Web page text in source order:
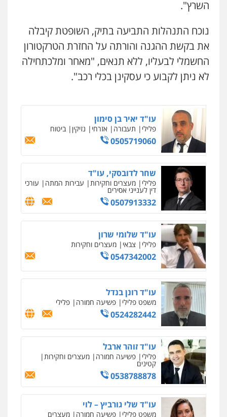
השרץ".
נוכח התנהלות התביעה בתיק, השופטת קיבלה
את בקשת ההגנה והורתה על החזרת הטרקטורון
החשמלי לבעליו, ללא תנאים, "מאחר ומלכתחילה
לא ניתן לקבוע כי עסקינן בכלי רכב".
0545577862
עו"ד אריה פטר
לשעבר סגן מנהל המחלקה הפלילית
בפרקליטות המדינה
עו"ד יאיר בן סימון
פלילי תעבורה אזרחי נזיקין ביטוח
0505719060
שחר לדובסקי, עו"ד
פלילי מעצרים וחקירות עבירות המתה עורכי
דין לענייני אסירים
0507913332
עו"ד שלומי שרון
פלילי צבאי מעצרים וחקירות
0547342002
עו"ד רונן בנדל
משפט פלילי פשיעה חמורה פלילי
0524282442
עו"ד זוהר ארבל
פלילי פשיעה חמורה מעצרים וחקירות
קטינים
0538788878
עו"ד שלי גורביץ – לוי
משפט פלילי פשיעה חמורה מעצרים